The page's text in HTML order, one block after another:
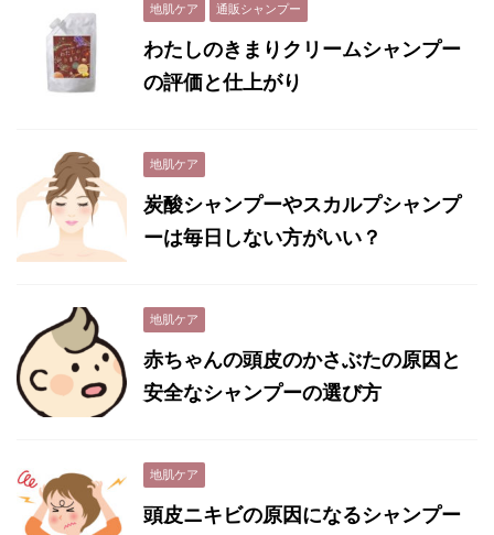
地肌ケア 通販シャンプー
わたしのきまりクリームシャンプー
の評価と仕上がり
地肌ケア
炭酸シャンプーやスカルプシャンプ
ーは毎日しない方がいい？
地肌ケア
赤ちゃんの頭皮のかさぶたの原因と
安全なシャンプーの選び方
地肌ケア
頭皮ニキビの原因になるシャンプー